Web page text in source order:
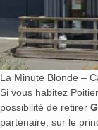
La Minute Blonde –
Si vous habitez
possibilité de retirer
partenaire, sur le